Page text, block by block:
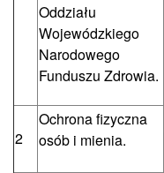
Oddziału
Wojewódzkiego
Narodowego
Funduszu Zdrowia.
2
Ochrona fizyczna
osób i mienia.